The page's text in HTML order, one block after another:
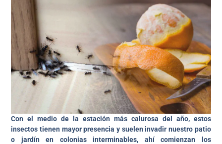
Con el medio de la estación más calurosa del año, estos
insectos tienen mayor presencia y suelen invadir nuestro patio
o jardín en colonias interminables, ahí comienzan los